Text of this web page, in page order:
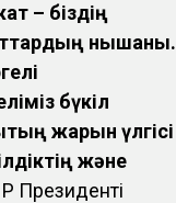
– біздің
нышаны.
бүкіл
жарқын үлгісі
және
Президенті